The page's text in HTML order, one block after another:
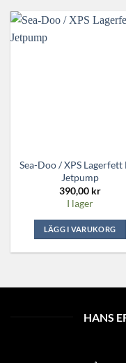
Sea-Doo / XPS Lagerfett
Jetpump
390,00 kr
I lager
LÄGG I VARUKORG
HANS